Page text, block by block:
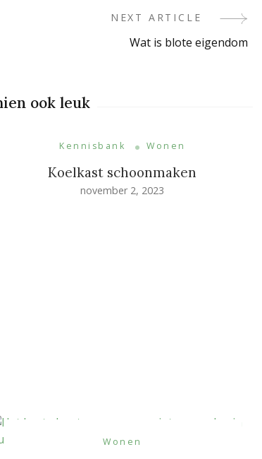
NEXT ARTICLE
Wat is blote eigendom
ook leuk
Kennisbank Wonen
Koelkast schoonmaken
november 2, 2023
Wonen